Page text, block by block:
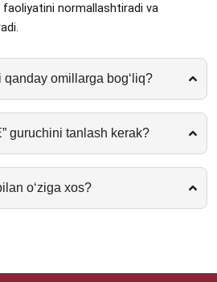
normallashtiradi va
omillarga bog‘liq?
guruchini tanlash kerak?
o‘ziga xos?